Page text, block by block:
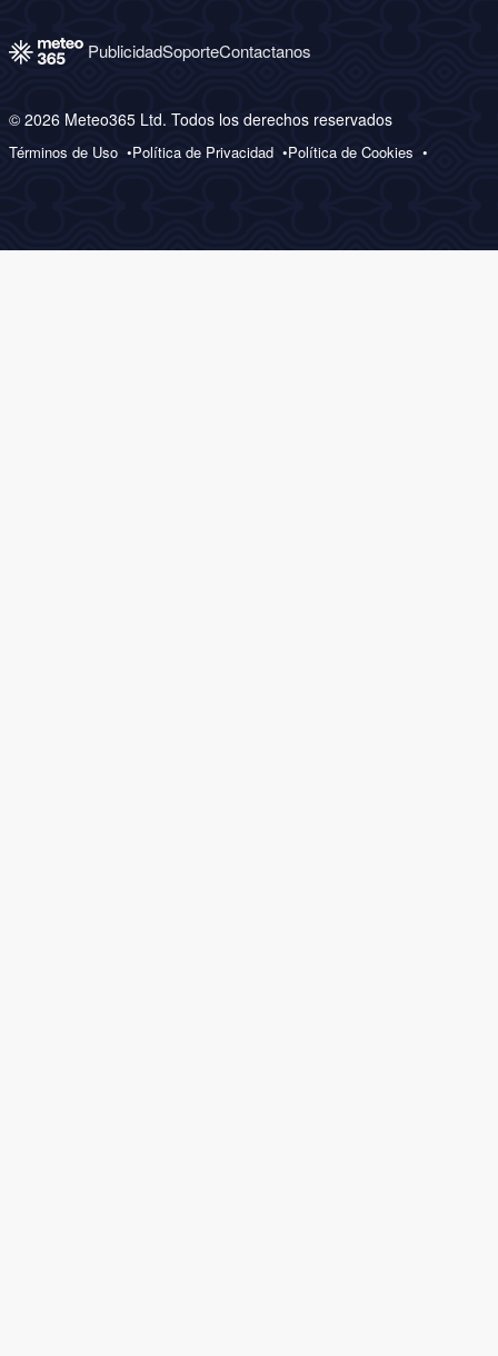
PublicidadSoporteContactanos
© 2026 Meteo365 Ltd. Todos los derechos reservados
Términos de Uso Política de Privacidad Política de Cookies